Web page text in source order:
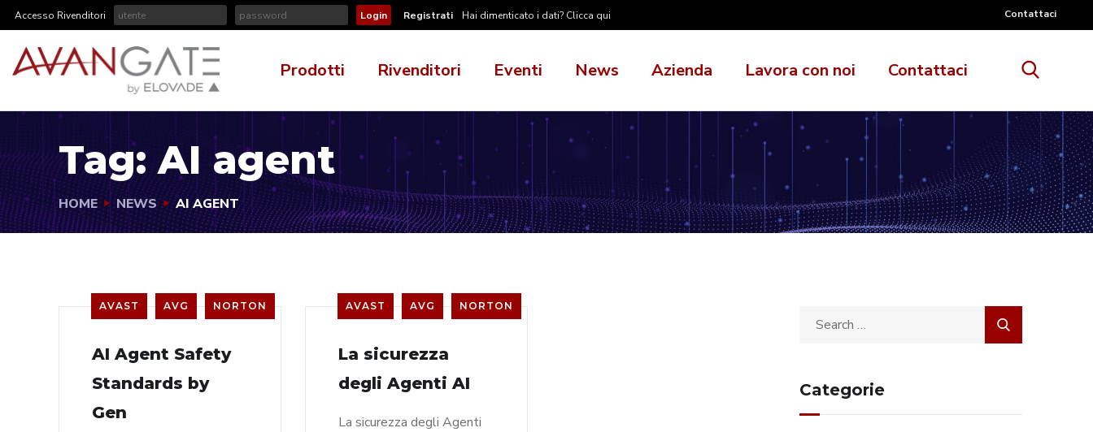
Accesso Rivenditori Registrati Hai dimenticato i dati? Clicca qui Contattaci
Prodotti Rivenditori Eventi News Azienda Lavora con noi Contattaci
Tag:AI agent
HOME NEWS AI AGENT
AVAST AVG NORTON
AI Agent Safety
Standards by
Gen
AVAST AVG NORTON
La sicurezza
degli Agenti AI
La sicurezza degli Agenti
Categorie